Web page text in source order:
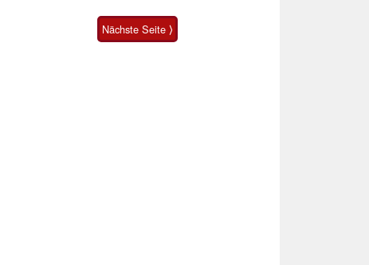
Smartphone im Test
Nächste Seite ⟩